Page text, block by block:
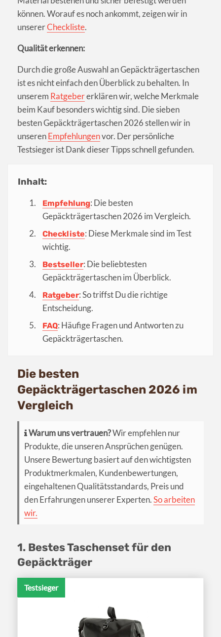
können. Worauf es noch ankommt, zeigen wir in
unsererCheckliste.
Qualität erkennen:
Durch die große Auswahl an Gepäckträgertaschen
ist es nicht einfach den Überblick zu behalten. In
unserem Ratgebererklären wir, welche Merkmale
beim Kauf besonders wichtig sind. Die sieben
besten Gepäckträgertaschen 2026 stellen wir in
unserenEmpfehlungenvor. Der persönliche
Testsieger ist Dank dieser Tipps schnell gefunden.
Inhalt:
Empfehlung: Die besten
Gepäckträgertaschen 2026 im Vergleich.
Checkliste: Diese Merkmale sind im Test
wichtig.
Bestseller: Die beliebtesten
Gepäckträgertaschen im Überblick.
Ratgeber: So triffst Du die richtige
Entscheidung.
FAQ: Häufige Fragen und Antworten zu
Gepäckträgertaschen.
Die besten
Gepäckträgertaschen 2026 im
Vergleich
Warum uns vertrauen?Wir empfehlen nur
Produkte, die unseren Ansprüchen genügen.
Unsere Bewertung basiert auf den wichtigsten
Produktmerkmalen, Kundenbewertungen,
eingehaltenen Qualitätsstandards, Preis und
den Erfahrungen unserer Experten.So arbeiten
wir.
1. Bestes Taschenset für den
Gepäckträger
Testsieger